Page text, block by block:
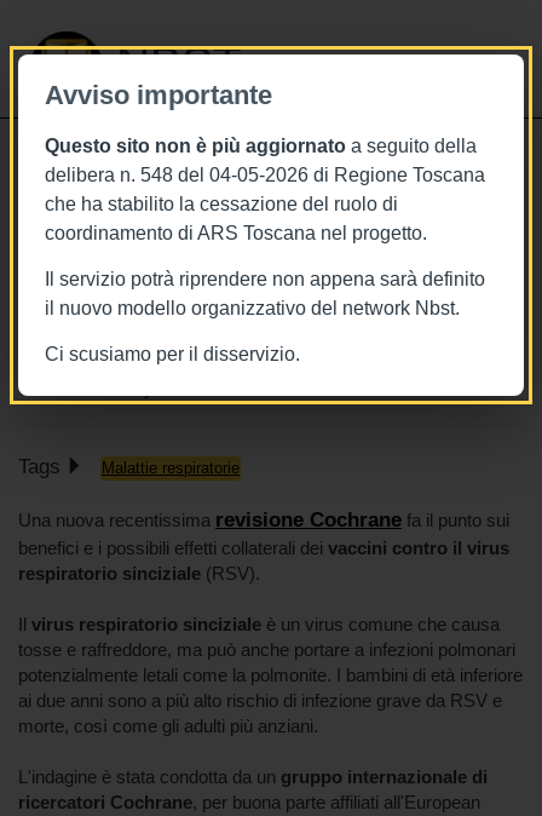
Avviso importante
Questo sito non è più aggiornato a seguito della
delibera n. 548 del 04-05-2026 di Regione Toscana
che ha stabilito la cessazione del ruolo di
coordinamento di ARS Toscana nel progetto.
Il servizio potrà riprendere non appena sarà definito
il nuovo modello organizzativo del network Nbst.
Ci scusiamo per il disservizio.
NBST
7/11/2025
Virus respiratorio sinciziale, uno
studio su sicurezza ed efficacia dei
vaccini
Cochrane Library
Tags Malattie respiratorie
Una nuova recentissima revisione Cochrane fa il punto sui
benefici e i possibili effetti collaterali dei vaccini contro il virus
respiratorio sinciziale (RSV).
Il virus respiratorio sinciziale è un virus comune che causa
tosse e raffreddore, ma può anche portare a infezioni polmonari
potenzialmente letali come la polmonite. I bambini di età inferiore
ai due anni sono a più alto rischio di infezione grave da RSV e
morte, così come gli adulti più anziani.
L'indagine è stata condotta da un gruppo internazionale di
ricercatori Cochrane, per buona parte affiliati all'European